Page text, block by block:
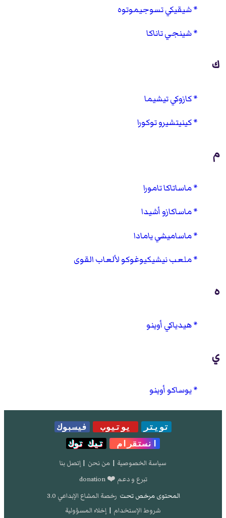
شيقيكي تسوجيموتوه
شينجي تاناكا
ك
كازوكي تيشيما
كينيتشيرو توكورا
م
ماساتاكا تامورا
ماساكازو أشيدا
ماساميشي يامادا
ملعب نيشيكيوغوكو لألعاب القوى
ه
هيدياكي أوينو
ي
يوساكو أوينو
تويتر يوتيوب
فيسبوك
انستقرام
تيك توك
سياسة الخصوصية | من نحن | إتصل بنا
تبرع و دعم ❤️ donation
المحتوى مرخص تحت رخصة المشاع الإبداعي 3.0
شروط الإستخدام | إخلاء المسؤولية